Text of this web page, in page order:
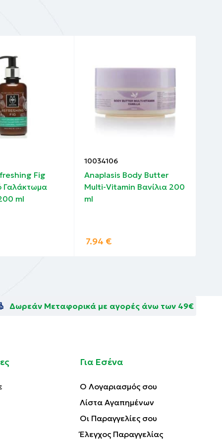
Fig
Γαλάκτωμα
ml
10034106
Anaplasis Body Butter
Multi-Vitamin Βανίλια 200
ml
7.94 €
Δωρεάν Μεταφορικά με αγορές άνω των 49€
Για Εσένα
Ο Λογαριασμός σου
Λίστα Αγαπημένων
Οι Παραγγελίες σου
Έλεγχος Παραγγελίας